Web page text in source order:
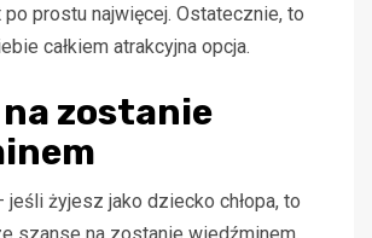
prostu najwięcej. Ostatecznie, to
całkiem atrakcyjna opcja.
zostanie
jeśli żyjesz jako dziecko chłopa, to